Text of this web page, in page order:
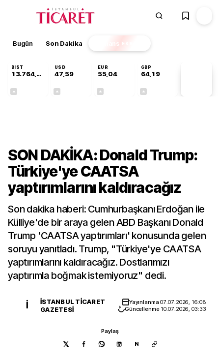
Bugün Son Dakika Finans EKSTRA
BIST
13.764,41
USD
47,59
EUR
55,04
GBP
64,19
SON DAKİKA: Donald Trump:
Türkiye'ye CAATSA
yaptırımlarını kaldıracağız
Son dakika haberi: Cumhurbaşkanı Erdoğan ile
Külliye'de bir araya gelen ABD Başkanı Donald
Trump 'CAATSA yaptırımları' konusunda gelen
soruyu yanıtladı. Trump, "Türkiye'ye CAATSA
yaptırımlarını kaldıracağız. Dostlarımızı
yaptırımla boğmak istemiyoruz" dedi.
İ
İSTANBUL TICARET
GAZETESI
Yayınlanma07.07.2026, 16:08
Güncellenme 10.07.2026, 03:33
Paylaş
N